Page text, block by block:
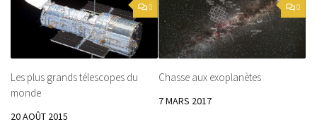
0
Les plus grands télescopes du
monde
20 AOÛT 2015
0
Chasse aux exoplanètes
7 MARS 2017